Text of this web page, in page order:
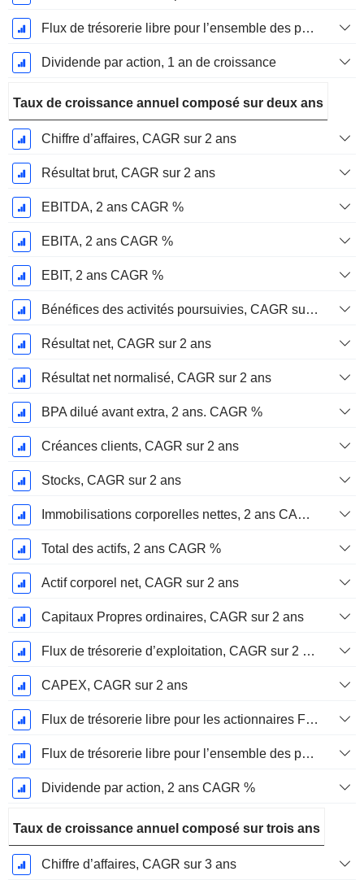
Flux de trésorerie libre pour l’ensemble des pourvoyeurs de fonds (créanciers et actionnaires) FCFF, Croissance 1 an
Dividende par action, 1 an de croissance
Taux de croissance annuel composé sur deux ans
Chiffre d’affaires, CAGR sur 2 ans
Résultat brut, CAGR sur 2 ans
EBITDA, 2 ans CAGR %
EBITA, 2 ans CAGR %
EBIT, 2 ans CAGR %
Bénéfices des activités poursuivies, CAGR sur 2 ans
Résultat net, CAGR sur 2 ans
Résultat net normalisé, CAGR sur 2 ans
BPA dilué avant extra, 2 ans. CAGR %
Créances clients, CAGR sur 2 ans
Stocks, CAGR sur 2 ans
Immobilisations corporelles nettes, 2 ans CAGR %
Total des actifs, 2 ans CAGR %
Actif corporel net, CAGR sur 2 ans
Capitaux Propres ordinaires, CAGR sur 2 ans
Flux de trésorerie d’exploitation, CAGR sur 2 ans
CAPEX, CAGR sur 2 ans
Flux de trésorerie libre pour les actionnaires FCFE, CAGR sur 2 ans
Flux de trésorerie libre pour l’ensemble des pourvoyeurs de fonds (créanciers et actionnaires) FCFF, CAGR sur 2 ans
Dividende par action, 2 ans CAGR %
Taux de croissance annuel composé sur trois ans
Chiffre d’affaires, CAGR sur 3 ans